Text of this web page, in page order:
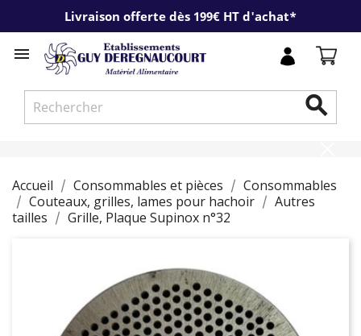
Livraison offerte dès 199€ HT d'achat*


Accueil Consommables et pièces
Consommables
Couteaux, grilles, lames pour hachoir
Autres
tailles
Grille, Plaque Supinox n°32